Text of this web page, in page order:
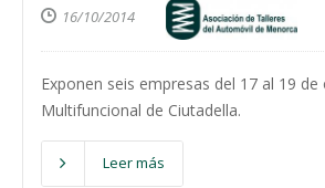
16/10/2014
Exponen seis empresas del 17 al 19 de
Multifuncional de Ciutadella.
Leer más